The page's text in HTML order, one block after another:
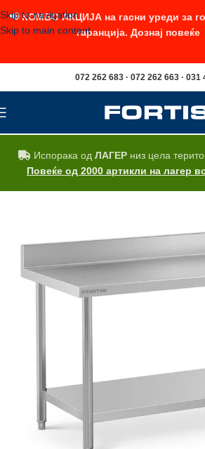
Skip to navigation
Skip to main content
072 262 683 · 072 262 663 · 031
Испорака од ЛАГЕРниз цела
Повеќе од 2000 артикли на лагер
📢 КОМБО АКЦИЈА на гасни уреди за
гаранција. Дознај